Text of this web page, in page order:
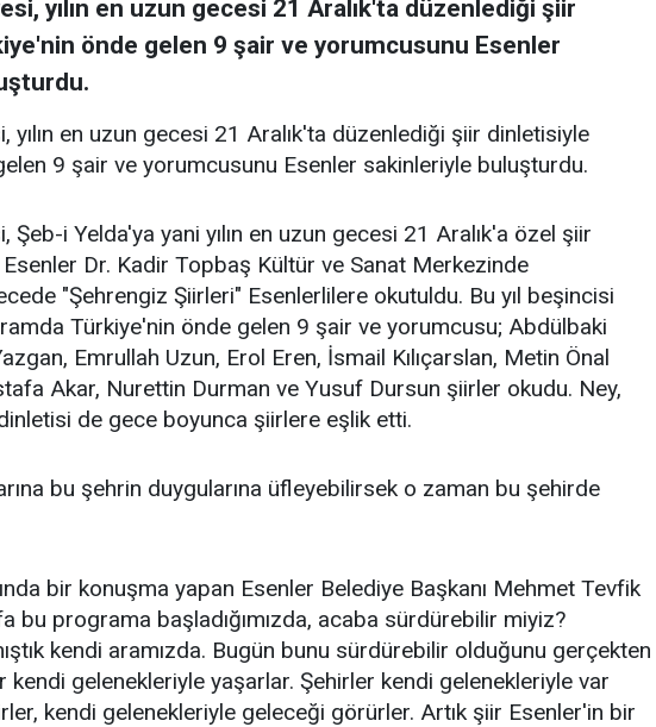
yılın en uzun gecesi 21 Aralık'ta düzenlediği şiir
önde gelen 9 şair ve yorumcusunu Esenler
yılın en uzun gecesi 21 Aralık'ta düzenlediği şiir dinletisiyle
9 şair ve yorumcusunu Esenler sakinleriyle buluşturdu.
Şeb-i Yelda'ya yani yılın en uzun gecesi 21 Aralık'a özel şiir
Dr. Kadir Topbaş Kültür ve Sanat Merkezinde
"Şehrengiz Şiirleri" Esenlerlilere okutuldu. Bu yıl beşincisi
Türkiye'nin önde gelen 9 şair ve yorumcusu; Abdülbaki
Emrullah Uzun, Erol Eren, İsmail Kılıçarslan, Metin Önal
Akar, Nurettin Durman ve Yusuf Dursun şiirler okudu. Ney,
de gece boyunca şiirlere eşlik etti.
bu şehrin duygularına üfleyebilirsek o zaman bu şehirde
bir konuşma yapan Esenler Belediye Başkanı Mehmet Tevfik
bu programa başladığımızda, acaba sürdürebilir miyiz?
kendi aramızda. Bugün bunu sürdürebilir olduğunu gerçekten
kendi gelenekleriyle yaşarlar. Şehirler kendi gelenekleriyle var
kendi gelenekleriyle geleceği görürler. Artık şiir Esenler'in bir